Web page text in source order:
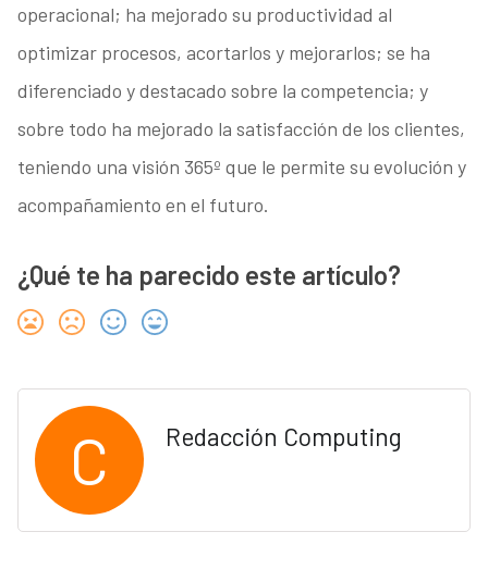
operacional; ha mejorado su productividad al
optimizar procesos, acortarlos y mejorarlos; se ha
diferenciado y destacado sobre la competencia; y
sobre todo ha mejorado la satisfacción de los clientes,
teniendo una visión 365º que le permite su evolución y
acompañamiento en el futuro.
¿Qué te ha parecido este artículo?
C Redacción Computing